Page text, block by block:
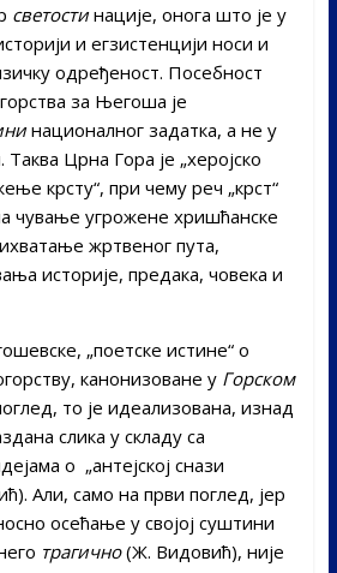
светостинације, онога што је у
и егзистенцији носи и
одређеност. Посебност
за Његоша је
националног задатка, а не у
Таква Црна Гора је „херојско
крсту“, при чему реч „крст“
чување угрожене хришћанске
жртвеног пута,
историје, предака, човека и
„поетске истине“ о
канонизоване у Горском
то је идеализована, изнад
слика у складу са
о „антејској снази
Али, само на први поглед, јер
осећање у својој суштини
трагично(Ж. Видовић), није